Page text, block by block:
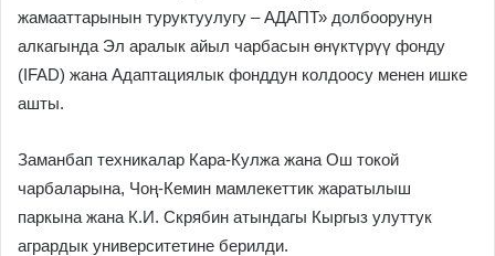
жамааттарынын туруктуулугу – АДАПТ» долбоорунун
алкагында Эл аралык айыл чарбасын өнүктүрүү фонду
(IFAD) жана Адаптациялык фонддун колдоосу менен ишке
ашты.
Заманбап техникалар Кара-Кулжа жана Ош токой
чарбаларына, Чоң-Кемин мамлекеттик жаратылыш
паркына жана К.И. Скрябин атындагы Кыргыз улуттук
агрардык университетине берилди.